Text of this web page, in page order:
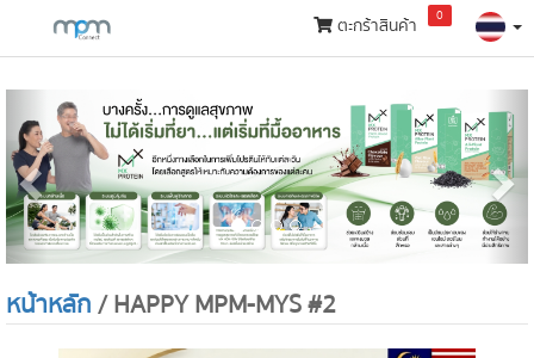
กลุ่ม
สินค้า
ตะกร้าสินค้า 0
Previous
หน้าหลัก/ HAPPY MPM-MYS #2